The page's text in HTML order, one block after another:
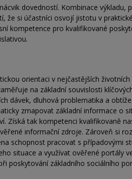
dovedností. Kombinace výkladu,
že si účastníci osvojí jistotu v
kompetence pro kvalifikované
orientaci v nejčastějších životních
na základní souvislosti
dávek, dluhová problematika a
zmapovat základní informace o
Získá tak kompetenci kvalifikovaně
informační zdroje. Zároveň si
schopnost pracovat s případovými
situace a využívat ověřené portály
poskytování základního sociálního